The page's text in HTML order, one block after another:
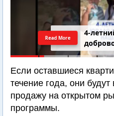
4-
Read More
Если оставшиеся
течение года, они
продажу на открытом
программы.